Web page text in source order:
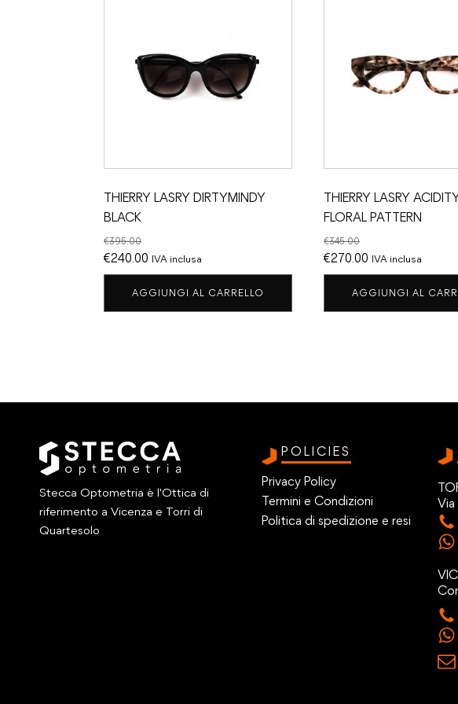
THIERRY LASRY DIRTYMINDY
BLACK
€395.00
Il
prezzo
originale
era:
€240.00
prezzo
attuale
è:
IVA inclusa
AGGIUNGI AL CARRELLO
THIERRY LASRY
FLORAL PATTERN
€345.00
Il
prezzo
originale
era:
€270.00
prezzo
attuale
è:
IVA inclusa
AGGIUNGI AL
Stecca Optometria è l'Ottica di
riferimento a Vicenza e Torri di
Quartesolo
POLICIES
Privacy Policy
Termini e Condizioni
Politica di spedizione e resi
Via